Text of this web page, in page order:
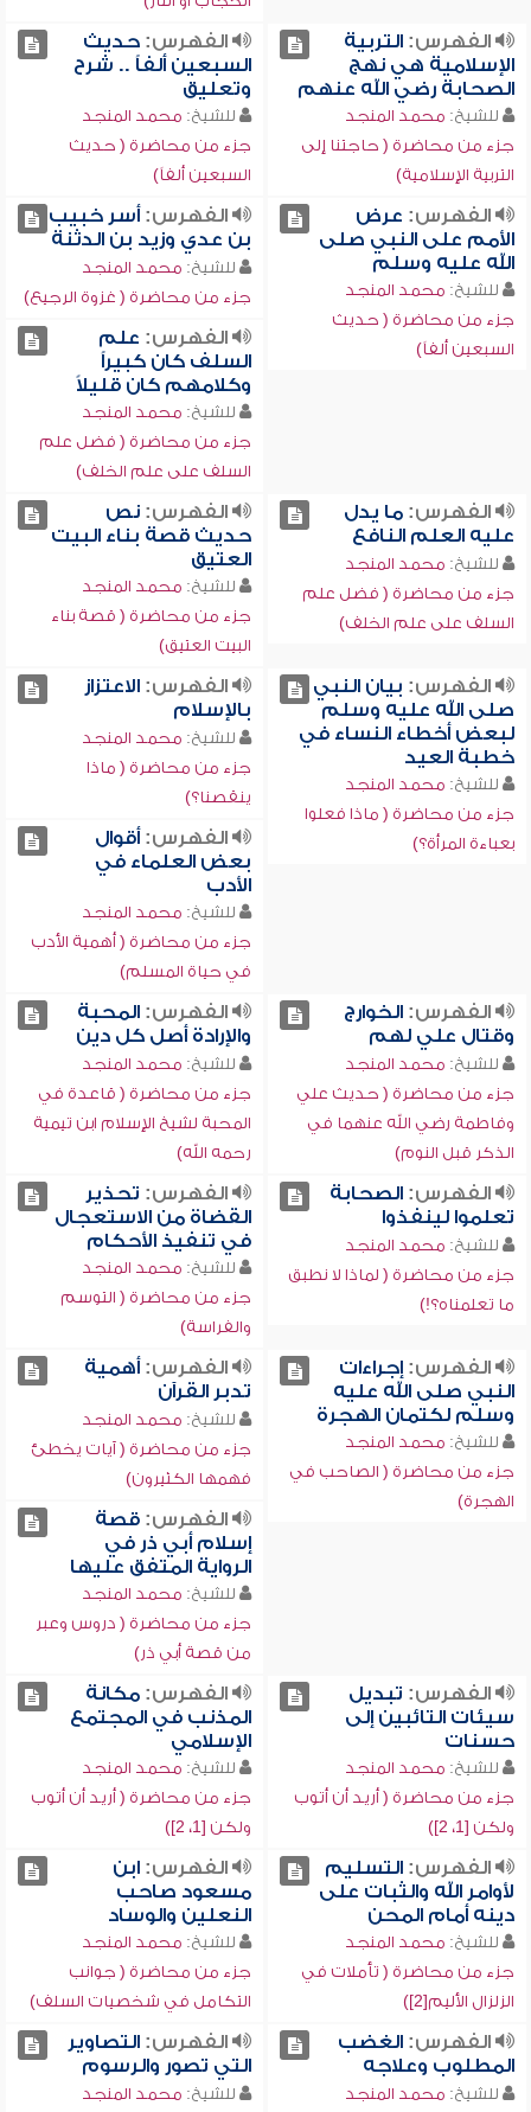
الفهرس:التربية
الإسلامية هي نهج
الصحابة رضي الله عنهم
للشيخ: محمد المنجد
جزء من محاضرة ( حاجتنا إلى
التربية الإسلامية)
الفهرس:حديث
السبعين ألفاً .. شرح
وتعليق
للشيخ: محمد المنجد
جزء من محاضرة ( حديث
السبعين ألفاً)
الفهرس: عرض
الأمم على النبي صلى
الله عليه وسلم
للشيخ: محمد المنجد
جزء من محاضرة ( حديث
السبعين ألفاً)
الفهرس:أسر خبيب
بن عدي وزيد بن الدثنة
للشيخ: محمد المنجد
جزء من محاضرة ( غزوة الرجيع)
الفهرس: علم
السلف كان كبيراً
وكلامهم كان قليلاً
للشيخ: محمد المنجد
جزء من محاضرة ( فضل علم
السلف على علم الخلف)
الفهرس:ما يدل
عليه العلم النافع
للشيخ: محمد المنجد
جزء من محاضرة ( فضل علم
السلف على علم الخلف)
الفهرس:نص
حديث قصة بناء البيت
العتيق
للشيخ: محمد المنجد
جزء من محاضرة ( قصة بناء
البيت العتيق)
الفهرس: بيان النبي
صلى الله عليه وسلم
لبعض أخطاء النساء في
خطبة العيد
للشيخ: محمد المنجد
جزء من محاضرة ( ماذا فعلوا
بعباءة المرأة؟)
الفهرس:الاعتزاز
بالإسلام
للشيخ: محمد المنجد
جزء من محاضرة ( ماذا
ينقصنا؟)
الفهرس:أقوال
بعض العلماء في
الأدب
للشيخ: محمد المنجد
جزء من محاضرة ( أهمية الأدب
في حياة المسلم)
الفهرس:الخوارج
وقتال علي لهم
للشيخ: محمد المنجد
جزء من محاضرة ( حديث علي
وفاطمة رضي الله عنهما في
الذكر قبل النوم)
الفهرس:المحبة
والإرادة أصل كل دين
للشيخ: محمد المنجد
جزء من محاضرة ( قاعدة في
المحبة لشيخ الإسلام ابن تيمية
رحمه الله)
الفهرس:الصحابة
تعلموا لينفذوا
للشيخ: محمد المنجد
جزء من محاضرة ( لماذا لا نطبق
ما تعلمناه؟!)
الفهرس: تحذير
القضاة من الاستعجال
في تنفيذ الأحكام
للشيخ: محمد المنجد
جزء من محاضرة ( التوسم
والفراسة)
الفهرس:إجراءات
النبي صلى الله عليه
وسلم لكتمان الهجرة
للشيخ: محمد المنجد
جزء من محاضرة ( الصاحب في
الهجرة)
الفهرس:أهمية
تدبر القرآن
للشيخ: محمد المنجد
جزء من محاضرة ( آيات يخطئ
فهمها الكثيرون)
الفهرس:قصة
إسلام أبي ذر في
الرواية المتفق عليها
للشيخ: محمد المنجد
جزء من محاضرة ( دروس وعبر
من قصة أبي ذر)
الفهرس: تبديل
سيئات التائبين إلى
حسنات
للشيخ: محمد المنجد
جزء من محاضرة ( أريد أن أتوب
ولكن [1، 2])
الفهرس:مكانة
المذنب في المجتمع
الإسلامي
للشيخ: محمد المنجد
جزء من محاضرة ( أريد أن أتوب
ولكن [1، 2])
الفهرس:التسليم
لأوامر الله والثبات على
دينه أمام المحن
للشيخ: محمد المنجد
جزء من محاضرة ( تأملات في
الزلزال الأليم[2])
الفهرس:ابن
مسعود صاحب
النعلين والوساد
للشيخ: محمد المنجد
جزء من محاضرة ( جوانب
التكامل في شخصيات السلف)
الفهرس:الغضب
المطلوب وعلاجه
للشيخ: محمد المنجد
الفهرس:التصاوير
التي تصور والرسوم
للشيخ: محمد المنجد